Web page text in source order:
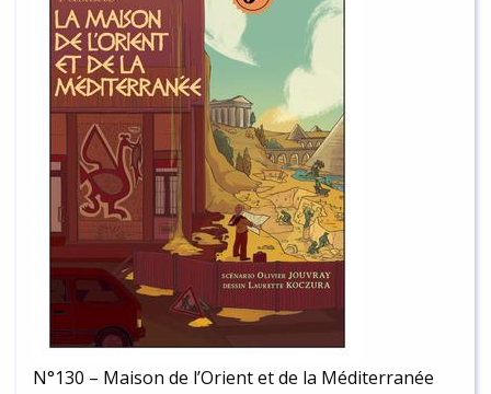
N°130 – Maison de l’Orient et de la Méditerranée